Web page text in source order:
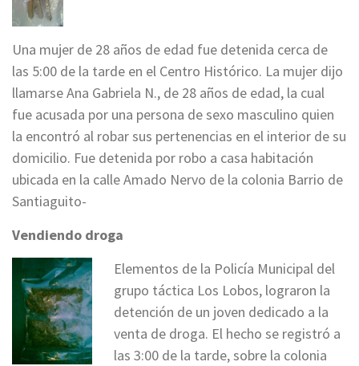
Una mujer de 28 años de edad fue detenida cerca de
las 5:00 de la tarde en el Centro Histórico. La mujer dijo
llamarse Ana Gabriela N., de 28 años de edad, la cual
fue acusada por una persona de sexo masculino quien
la encontró al robar sus pertenencias en el interior de su
domicilio. Fue detenida por robo a casa habitación
ubicada en la calle Amado Nervo de la colonia Barrio de
Santiaguito-
Vendiendo droga
Elementos de la Policía Municipal del
grupo táctica Los Lobos, lograron la
detención de un joven dedicado a la
venta de droga. El hecho se registró a
las 3:00 de la tarde, sobre la colonia